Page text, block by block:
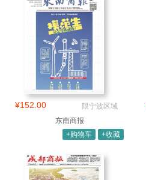
¥152.00
限宁波区域
东南商报
+购物车
+收藏